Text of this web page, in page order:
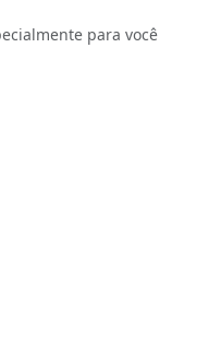
para você